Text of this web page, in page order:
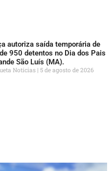
autoriza saída temporária de
950 detentos no Dia dos Pais
São Luís (MA).
Notícias 5 de agosto de 2026